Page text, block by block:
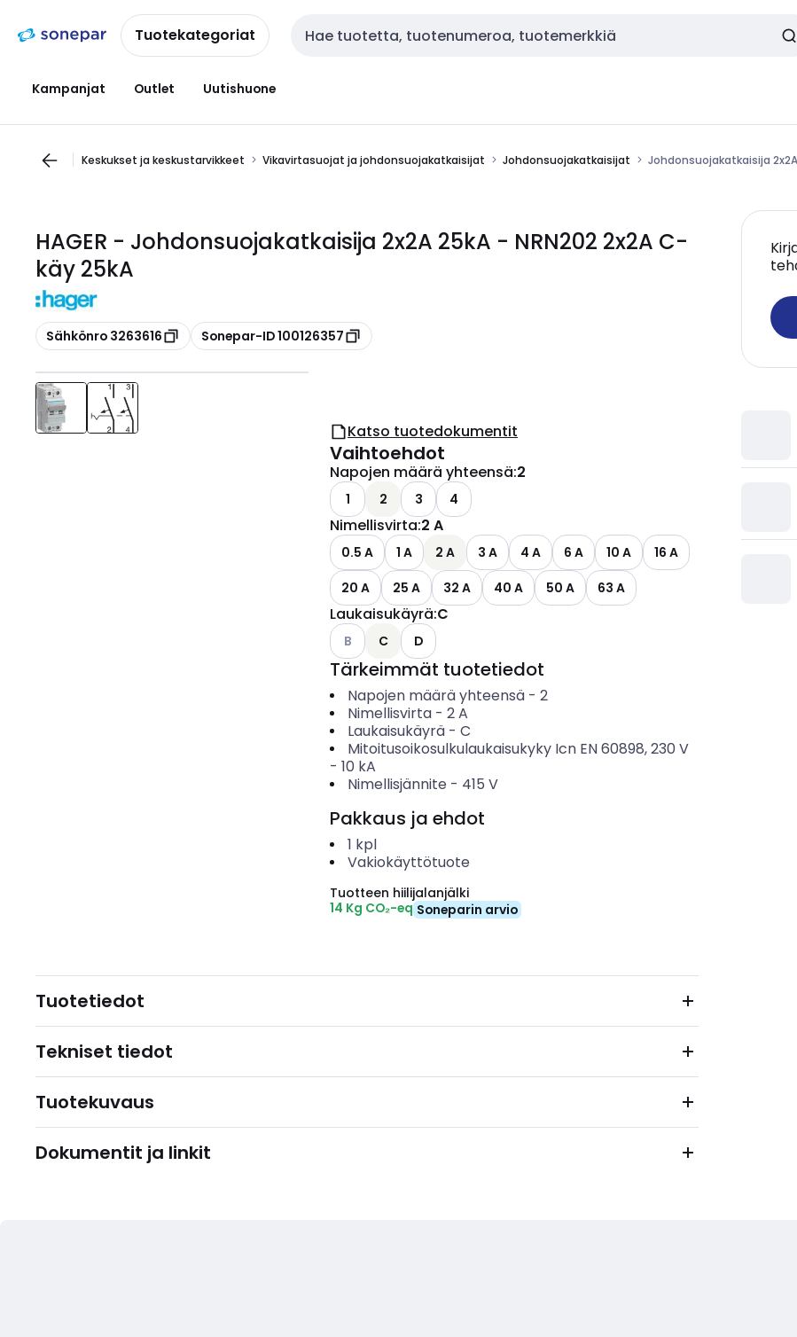
navigointiinsisältöönTuotekategoriat Haku
Kampanjat Outlet Uutishuone
Keskukset ja keskustarvikkeet Vikavirtasuojat ja johdonsuojakatkaisijat Johdonsuojakatkaisijat Johdonsuojakatkaisija
HAGER - Johdonsuojakatkaisija 2x2A 25kA - NRN202 2x2A C-
käy 25kA
Kopioi
Sähkönro 3263616 Kopioi
Sonepar-ID 100126357
Katso tuotedokumentit
Vaihtoehdot
Napojen määrä yhteensä:2
1 2 3 4
Nimellisvirta:2 A
0.5 A 1 A 2 A 3 A 4 A 6 A 10 A
16 A
20 A
25 A 32 A 40 A 50 A 63 A
Laukaisukäyrä:C
Katso käytettävissä olevat vaihtoehdot
B C D
Tärkeimmät tuotetiedot
Napojen määrä yhteensä- 2
Nimellisvirta- 2A
Laukaisukäyrä- C
Mitoitusoikosulkulaukaisukyky Icn EN 60898, 230 V
- 10 kA
Nimellisjännite - 415 V
Pakkaus ja ehdot
1 kpl
Vakiokäyttötuote
Tuotteen hiilijalanjälki
14 Kg CO₂-eq Soneparin arvio
Tuotetiedot
Tekniset tiedot
Tuotekuvaus
Dokumentit ja linkit